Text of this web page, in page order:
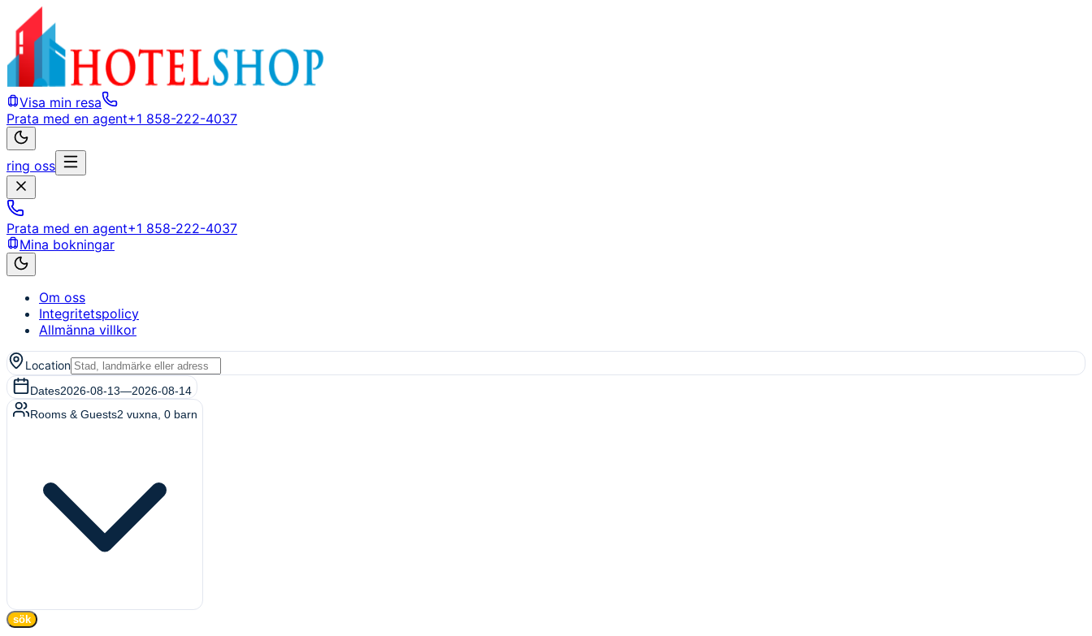
Visa min resa
Prata med en agent+1 858-222-4037
ring oss
Prata med en agent+1 858-222-4037
Mina bokningar
Om oss
Integritetspolicy
Allmänna villkor
Location
Dates2026-08-13—2026-08-14
Rooms & Guests2 vuxna 0 barn
sök